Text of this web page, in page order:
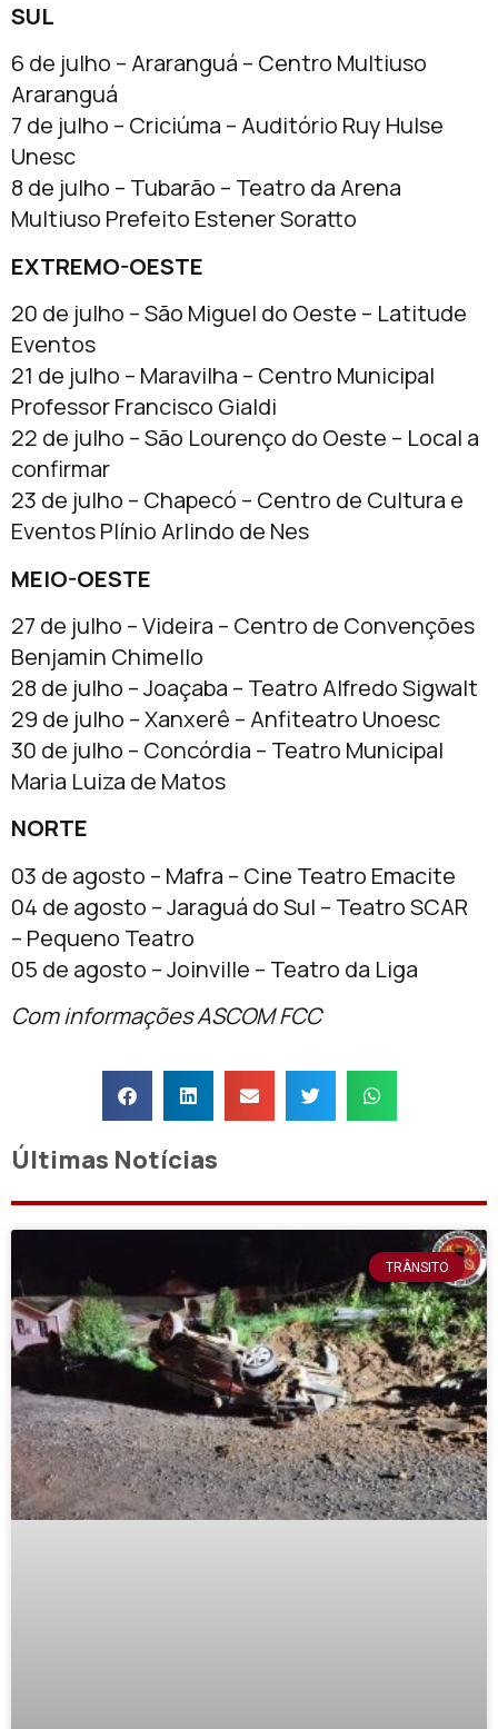
SUL
6 de julho – Araranguá – Centro Multiuso
Araranguá
7 de julho – Criciúma – Auditório Ruy Hulse
Unesc
8 de julho – Tubarão – Teatro da Arena
Multiuso Prefeito Estener Soratto
EXTREMO-OESTE
20 de julho – São Miguel do Oeste – Latitude
Eventos
21 de julho – Maravilha – Centro Municipal
Professor Francisco Gialdi
22 de julho – São Lourenço do Oeste – Local a
confirmar
23 de julho – Chapecó – Centro de Cultura e
Eventos Plínio Arlindo de Nes
MEIO-OESTE
27 de julho – Videira – Centro de Convenções
Benjamin Chimello
28 de julho – Joaçaba – Teatro Alfredo Sigwalt
29 de julho – Xanxerê – Anfiteatro Unoesc
30 de julho – Concórdia – Teatro Municipal
Maria Luiza de Matos
NORTE
03 de agosto – Mafra – Cine Teatro Emacite
04 de agosto – Jaraguá do Sul – Teatro SCAR
– Pequeno Teatro
05 de agosto – Joinville – Teatro da Liga
Com informações ASCOM FCC
Últimas Notícias
TRÂNSITO